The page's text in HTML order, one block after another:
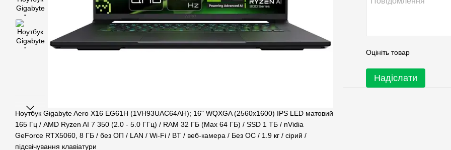
Ноутбук Gigabyte Aero X16 EG61H (1VH93UAC64AH); 16" WQXGA (2560x1600) IPS LED матовий
165 Гц / AMD Ryzen AI 7 350 (2.0 - 5.0 ГГц) / RAM 32 ГБ (Max 64 ГБ) / SSD 1 ТБ / nVidia
GeForce RTX5060, 8 ГБ / без ОП / LAN / Wi-Fi / BT / веб-камера / Без ОС / 1.9 кг / сірий /
підсвічування клавіатури
Оцініть товар
Надіслати